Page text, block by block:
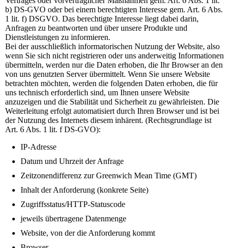
b) DS-GVO oder bei einem berechtigten Interesse gem. Art. 6 Abs.
1 lit. f) DSGVO. Das berechtigte Interesse liegt dabei darin,
Anfragen zu beantworten und über unsere Produkte und
Dienstleistungen zu informieren.
Bei der ausschließlich informatorischen Nutzung der Website, also
wenn Sie sich nicht registrieren oder uns anderweitig Informationen
übermitteln, werden nur die Daten erhoben, die Ihr Browser an den
von uns genutzten Server übermittelt. Wenn Sie unsere Website
betrachten möchten, werden die folgenden Daten erhoben, die für
uns technisch erforderlich sind, um Ihnen unsere Website
anzuzeigen und die Stabilität und Sicherheit zu gewährleisten. Die
Weiterleitung erfolgt automatisiert durch Ihren Browser und ist bei
der Nutzung des Internets diesem inhärent. (Rechtsgrundlage ist
Art. 6 Abs. 1 lit. f DS-GVO):
IP-Adresse
Datum und Uhrzeit der Anfrage
Zeitzonendifferenz zur Greenwich Mean Time (GMT)
Inhalt der Anforderung (konkrete Seite)
Zugriffsstatus/HTTP-Statuscode
jeweils übertragene Datenmenge
Website, von der die Anforderung kommt